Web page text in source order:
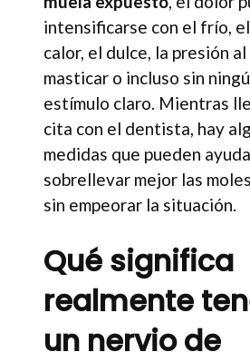
intensificarse con el frío, el
calor, el dulce, la presión al
masticar o incluso sin
estímulo claro. Mientras
cita con el dentista, hay
medidas que pueden
sobrellevar mejor las
sin empeorar la situación.
Qué significa
realmente
un nervio de